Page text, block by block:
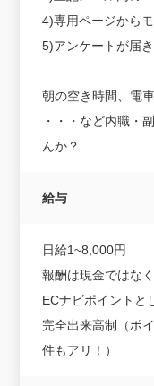
4)専用ページから
5)アンケートが届
朝の空き時間、電
・・・など内職・
んか？
給与
日給1~8,000円
報酬は現金ではな
ECナビポイントと
完全出来高制（ポ
件もアリ！）